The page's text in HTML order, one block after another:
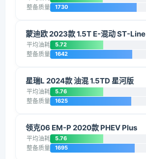
整备质量 1730
蒙迪欧 2023款 1.5T E-混动 ST-Line
平均油耗 5.72
整备质量 1642
星瑞L 2024款 油混 1.5TD 星河版
平均油耗 5.76
整备质量 1625
领克06 EM-P 2020款 PHEV Plus
平均油耗 5.76
整备质量 1695